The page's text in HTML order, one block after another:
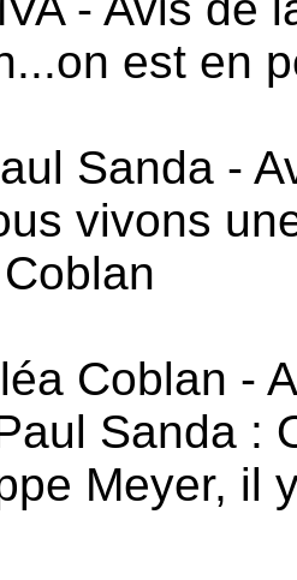
est en
Sanda -
vivons
Coblan -
Sanda :
Meyer, il